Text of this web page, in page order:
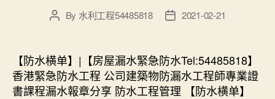
PostBy 水利工程54485818
Post2021-02-21
【防水横单】|【房屋漏水緊急防水Tel:54485818】
香港緊急防水工程 公司建築物防漏水工程師專業證
書課程漏水報章分享 防水工程管理 【防水横单】